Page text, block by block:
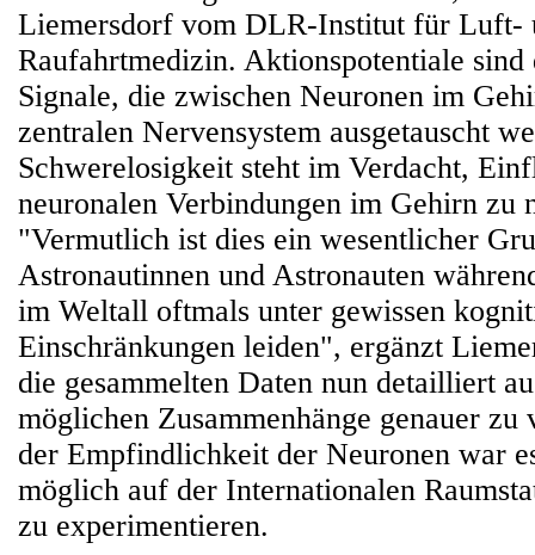
Liemersdorf vom DLR-Institut für Luft-
Raufahrtmedizin. Aktionspotentiale sind
Signale, die zwischen Neuronen im
zentralen Nervensystem ausgetauscht
Schwerelosigkeit steht im Verdacht,
neuronalen Verbindungen im Gehirn zu
"Vermutlich ist dies ein wesentlicher
Astronautinnen und Astronauten
im Weltall oftmals unter gewissen
Einschränkungen leiden", ergänzt
die gesammelten Daten nun detailliert
möglichen Zusammenhänge genauer zu
der Empfindlichkeit der Neuronen war
möglich auf der Internationalen
zu experimentieren.